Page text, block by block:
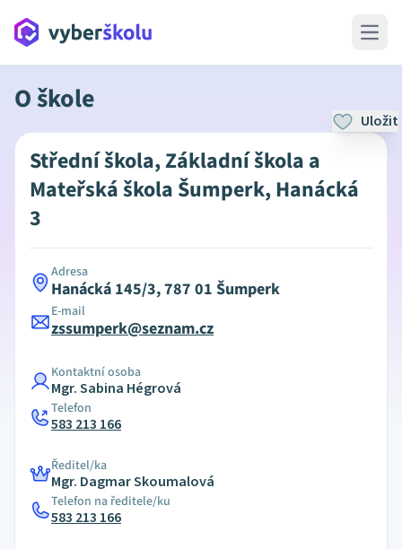
Open
O škole
Uložit
Střední škola, Základní škola a
Mateřská škola Šumperk, Hanácká
3
Adresa
Hanácká 145/3, 787 01 Šumperk
E-mail
zssumperk@seznam.cz
Kontaktní osoba
Mgr. Sabina Hégrová
Telefon
583 213 166
Ředitel/ka
Mgr. Dagmar Skoumalová
Telefon na ředitele/ku
583 213 166